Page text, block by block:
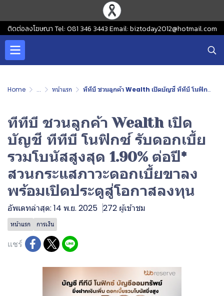
ติดต่อลงโฆษณา Tel: 081 346 3443 Email: biztoday2012@hotmail.com
Home ... หน้าแรก ทีทีบี ชวนลูกค้า Wealth เปิดบัญชี ทีทีบี โนฟิกซ์ รับดอกเบี้ยรวมโบนัสสูงสุด 1.90% ต่อปี* สวนกระแสภาวะดอกเบี้ยขาลง พร้อมเปิดประตูสู่โอกาสลงทุน
ทีทีบี ชวนลูกค้า Wealth เปิด
บัญชี ทีทีบี โนฟิกซ์ รับดอกเบี้ย
รวมโบนัสสูงสุด 1.90% ต่อปี*
สวนกระแสภาวะดอกเบี้ยขาลง
พร้อมเปิดประตูสู่โอกาสลงทุน
อัพเดทล่าสุด: 14 พ.ย. 2025 272 ผู้เข้าชม
หน้าแรก การเงิน
แชร์